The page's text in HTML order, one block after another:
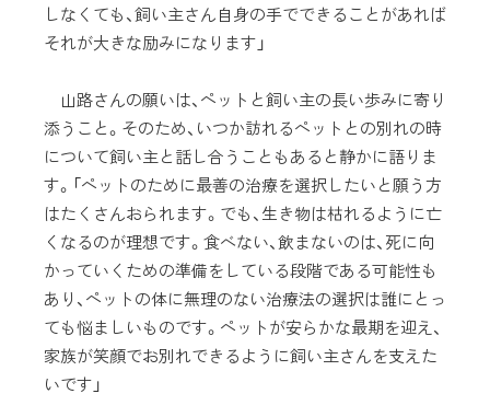
しなくても、飼い主さん自身の手でできることがあれば
それが大きな励みになります」
山路さんの願いは、ペットと飼い主の長い歩みに寄り
添うこと。そのため、いつか訪れるペットとの別れの時
について飼い主と話し合うこともあると静かに語りま
す。「ペットのために最善の治療を選択したいと願う方
はたくさんおられます。でも、生き物は枯れるように亡
くなるのが理想です。食べない、飲まないのは、死に向
かっていくための準備をしている段階である可能性も
あり、ペットの体に無理のない治療法の選択は誰にとっ
ても悩ましいものです。ペットが安らかな最期を迎え、
家族が笑顔でお別れできるように飼い主さんを支えた
いです」